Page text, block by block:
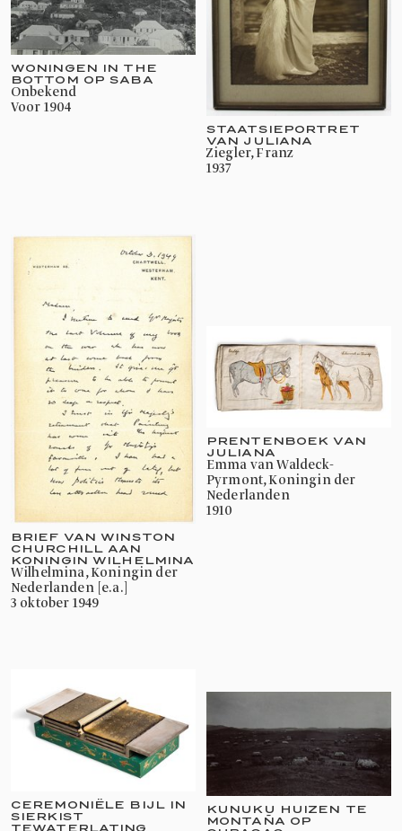
WONINGEN IN THE
BOTTOM OP SABA
onbekend
voor 1904
STAATSIEPORTRET
VAN JULIANA
Ziegler, Franz
1937
BRIEF VAN WINSTON
CHURCHILL AAN
KONINGIN WILHELMINA
Wilhelmina, Koningin der
Nederlanden [e.a.]
3 oktober 1949
PRENTENBOEK VAN
JULIANA
Emma van Waldeck-
Pyrmont, Koningin der
Nederlanden
1910
CEREMONIËLE BIJL IN
SIERKIST
TEWATERLATING
KUNUKU HUIZEN TE
MONTAÑA OP